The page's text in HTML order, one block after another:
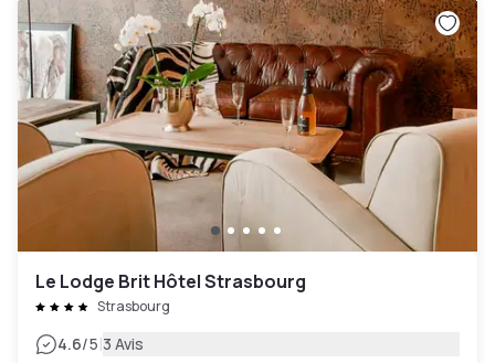
Le Lodge Brit Hôtel Strasbourg
Strasbourg
4.6/5|3 Avis